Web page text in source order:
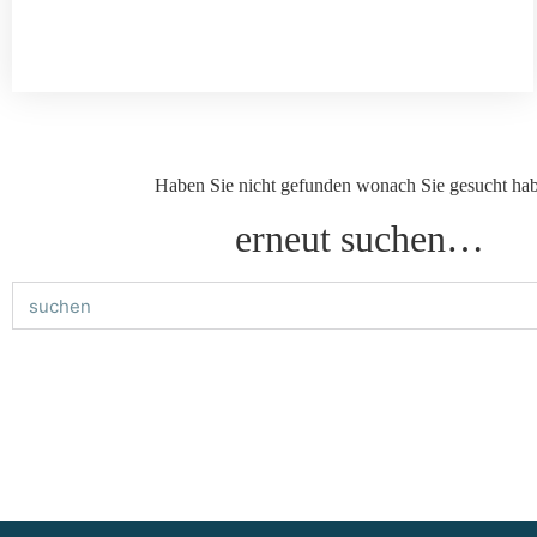
Haben Sie nicht gefunden wonach Sie gesucht
erneut suchen…